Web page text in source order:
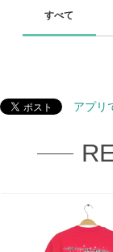
すべて
アプリ